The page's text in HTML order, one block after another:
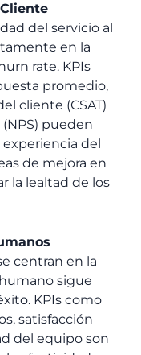
del servicio al
en la
rate. KPIs
promedio,
cliente (CSAT)
pueden
experiencia del
de mejora en
la lealtad de los
centran en la
sigue
KPIs como
satisfacción
del equipo son